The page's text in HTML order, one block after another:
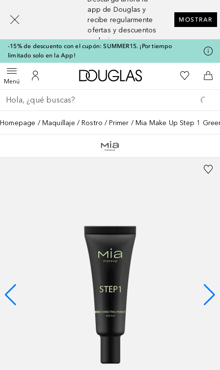
app de Douglas y
recibe regularmente
ofertas y descuentos
exclusivos
MOSTRAR
-15% de descuento con el cupón: SUMMER15. ¡Por tiempo
limitado solo en la App!
MenúAbrir menúMi cuenta
A Douglas HomeMi lista de
A
Regresar
Ejecutar búsqueda
Homepage Maquillaje Rostro Primer Mia Make Up Step 1
[navigation.slideout.screenreader]